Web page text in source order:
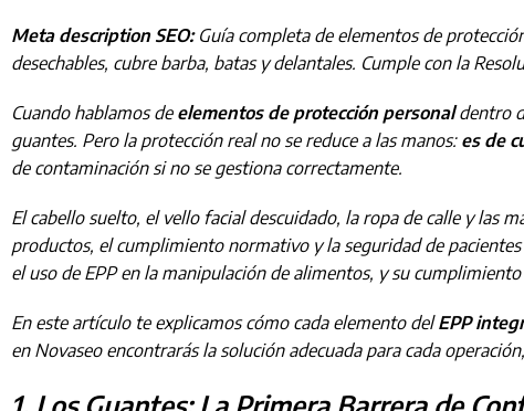
Meta description SEO:Guía completa de elementos de
desechables, cubre barba, batas y delantales. Cumple con la
Cuando hablamos de elementos de protección personaldentro
guantes. Pero la protección real no se reduce a las manos: es de
de contaminación si no se gestiona correctamente.
El cabello suelto, el vello facial descuidado, la ropa de calle y las
productos, el cumplimiento normativo y la seguridad de
el uso de EPP en la manipulación de alimentos, y su
En este artículo te explicamos cómo cada elemento delEPP
en Novaseo encontrarás la solución adecuada para cada